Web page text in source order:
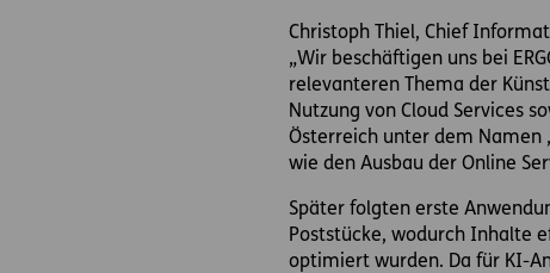
Christoph Thiel, Chief
„Wir beschäftigen uns bei
relevanteren Thema der
Nutzung von Cloud Services
Österreich unter dem Namen
wie den Ausbau der Online
Später folgten erste
Poststücke, wodurch Inhalte
optimiert wurden. Da für KI-